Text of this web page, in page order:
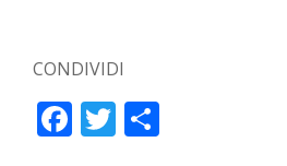
CONDIVIDI
FacebookTwitter